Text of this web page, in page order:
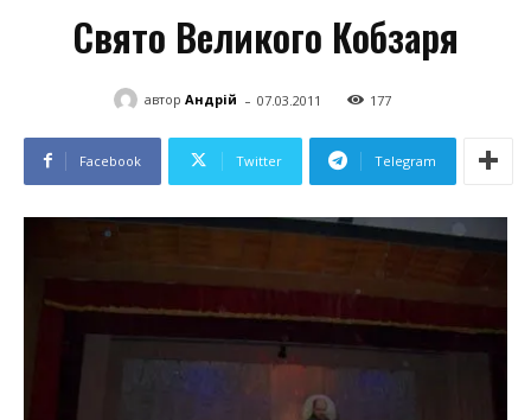
Свято Великого Кобзаря
автор Андрій - 07.03.2011 177
Facebook Twitter Telegram